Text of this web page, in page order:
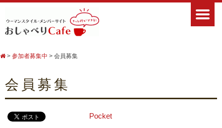
> 参加者募集中 > 会員募集
会員募集
Pocket